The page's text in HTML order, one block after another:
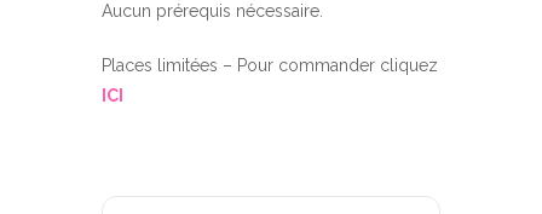
Aucun prérequis nécessaire.
Places limitées – Pour commander cliquez
ICI